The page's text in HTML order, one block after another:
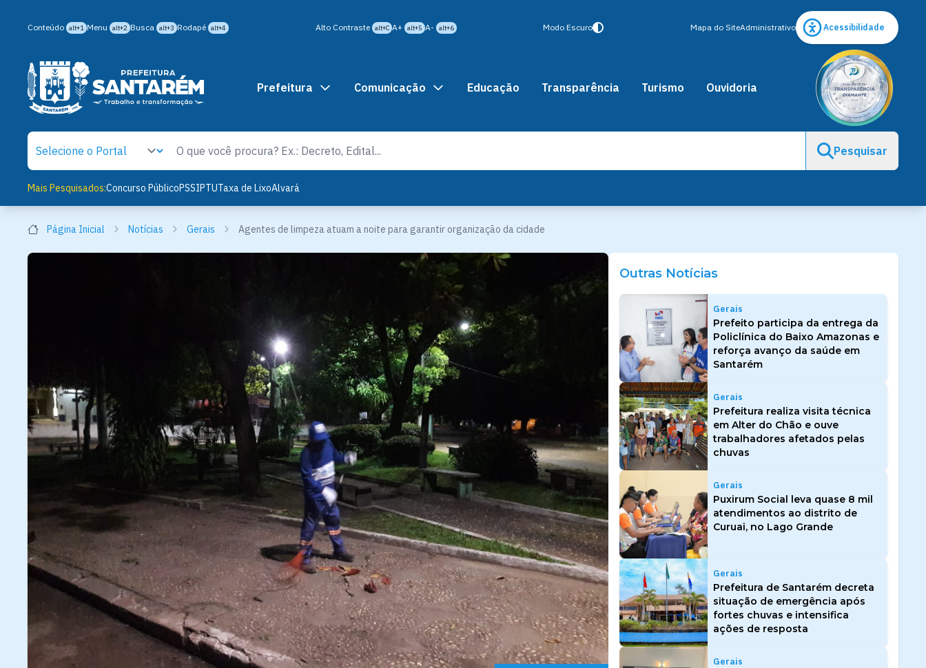
Conteúdo alt+1 Menu alt+2 Busca alt+3 Rodapé alt+4 Alto Contraste alt+C A+ alt+5 A- alt+6 Modo Escuro Mapa do SiteAdministrativo Acessibilidade
Prefeitura Comunicação Educação Transparência Turismo Ouvidoria
Pesquisar
Mais Pesquisados:Concurso PúblicoPSSIPTUTaxa de LixoAlvará
Página Inicial Notícias Gerais Agentes de limpeza atuam a noite para garantir organização da cidade
Outras Notícias
Gerais
Prefeito participa da entrega da
Policlínica do Baixo Amazonas e
reforça avanço da saúde em
Santarém
Gerais
Prefeitura realiza visita técnica
em Alter do Chão e ouve
trabalhadores afetados pelas
chuvas
Gerais
Puxirum Social leva quase 8 mil
atendimentos ao distrito de
Curuai, no Lago Grande
Gerais
Prefeitura de Santarém decreta
situação de emergência após
fortes chuvas e intensifica
ações de resposta
Gerais